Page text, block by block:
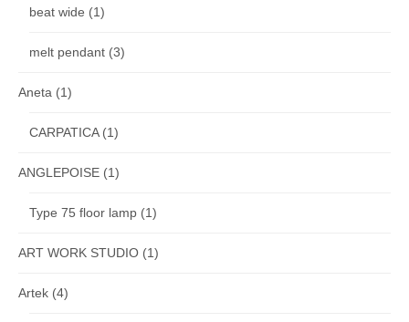
beat wide (1)
melt pendant (3)
Aneta (1)
CARPATICA(1)
ANGLEPOISE (1)
Type 75 floor lamp (1)
ART WORK STUDIO (1)
Artek (4)